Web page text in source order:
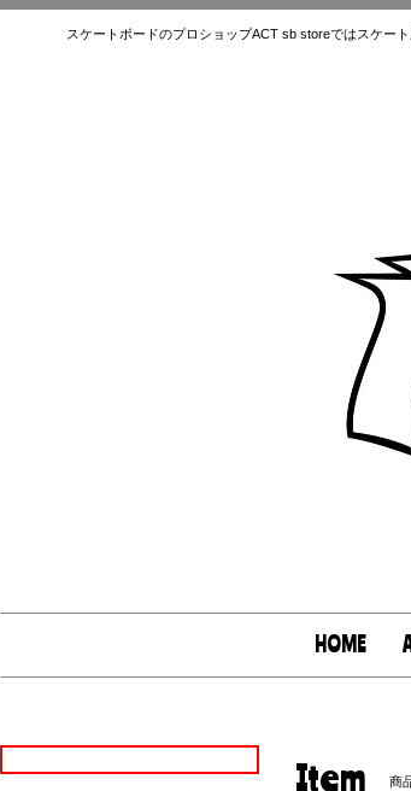
スケートボードのプロショップACT sb storeではスケート用品
HOME
Item 商